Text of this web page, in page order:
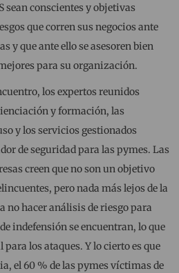
sean conscientes y objetivas
que corren sus negocios ante
y que ante ello se asesoren bien
para su organización.
los expertos reunidos
y formación, las
y los servicios gestionados
de seguridad para las pymes. Las
creen que no son un objetivo
pero nada más lejos de la
no hacer análisis de riesgo para
indefensión se encuentran, lo que
los ataques. Y lo cierto es que
el 60 % de las pymes víctimas de